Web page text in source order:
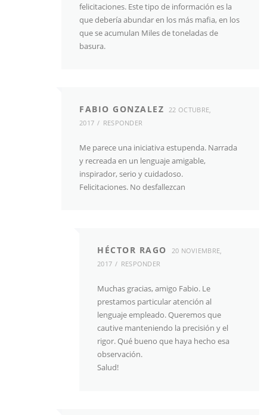
felicitaciones. Este tipo de información es la
que debería abundar en los más mafia, en los
que se acumulan Miles de toneladas de
basura.
FABIO GONZALEZ
22 OCTUBRE,
2017
RESPONDER
Me parece una iniciativa estupenda. Narrada
y recreada en un lenguaje amigable,
inspirador, serio y cuidadoso.
Felicitaciones. No desfallezcan
HÉCTOR RAGO
20 NOVIEMBRE,
2017
RESPONDER
Muchas gracias, amigo Fabio. Le
prestamos particular atención al
lenguaje empleado. Queremos que
cautive manteniendo la precisión y el
rigor. Qué bueno que haya hecho esa
observación.
Salud!